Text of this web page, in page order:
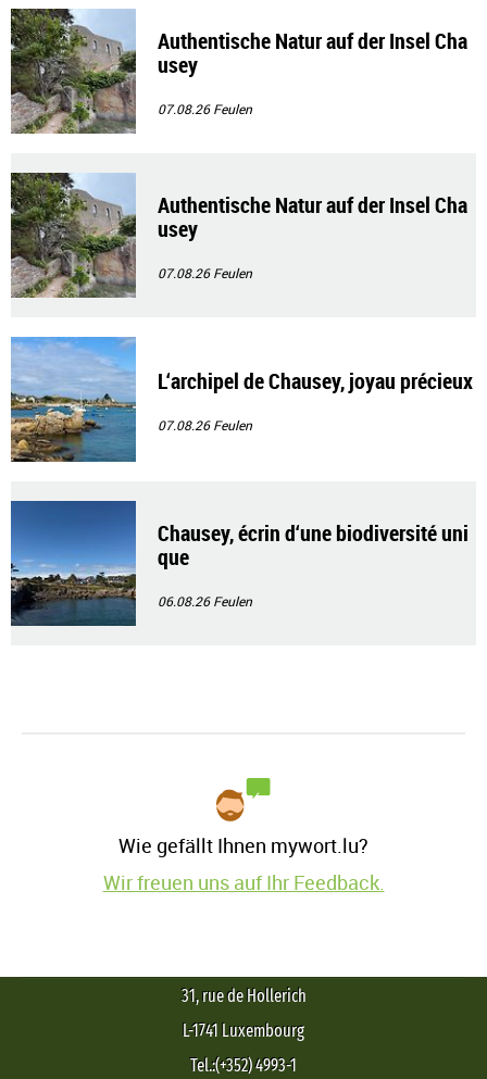
Authentische Natur auf der Insel Cha
usey
07.08.26Feulen
Authentische Natur auf der Insel Cha
usey
07.08.26Feulen
L‘archipel de Chausey, joyau précieux
07.08.26Feulen
Chausey, écrin d‘une biodiversité uni
que
06.08.26Feulen
Wie gefällt Ihnen mywort.lu?
Wir freuen uns auf Ihr Feedback.
31, rue de Hollerich
L-1741 Luxembourg
Tel.:(+352) 4993-1